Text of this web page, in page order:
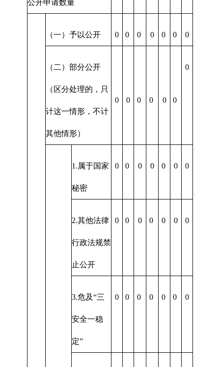
公开申请数量
（一）予以公开 0 0 0 0 0 0 0
（二）部分公开
（区分处理的，只
计这一情形，不计
其他情形）
0 0 0 0 0 0
0
1.属于国家
秘密
0 0 0 0 0 0 0
2.其他法律
行政法规禁
止公开
0 0 0 0 0 0 0
3.危及“三
安全一稳
定”
0 0 0 0 0 0 0